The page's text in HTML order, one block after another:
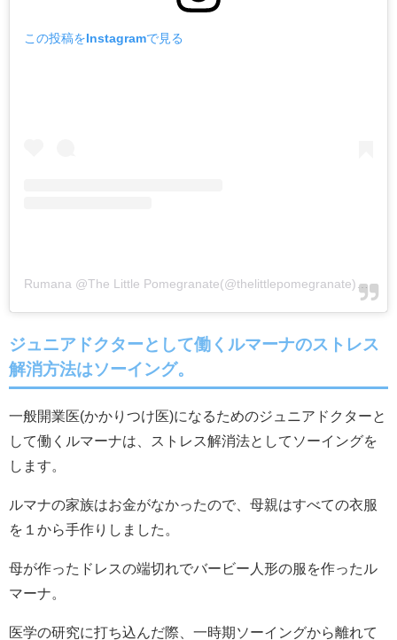
この投稿をInstagramで見る
Rumana @The Little Pomegranate(@thelittlepomegranate)がシェアした投稿
ジュニアドクターとして働くルマーナのストレス
解消方法はソーイング。
一般開業医(かかりつけ医)になるためのジュニアドクターと
して働くルマーナは、ストレス解消法としてソーイングを
します。
ルマナの家族はお金がなかったので、母親はすべての衣服
を１から手作りしました。
母が作ったドレスの端切れでバービー人形の服を作ったル
マーナ。
医学の研究に打ち込んだ際、一時期ソーイングから離れて